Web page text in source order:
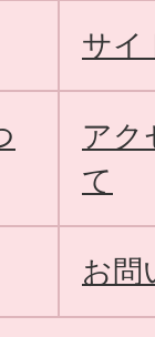
サイ
アク
て
お問